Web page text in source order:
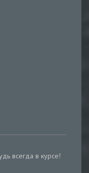
всегда в курсе!